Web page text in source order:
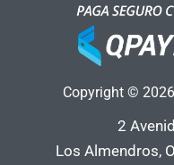
Copyright ©
2
Los Almendros,